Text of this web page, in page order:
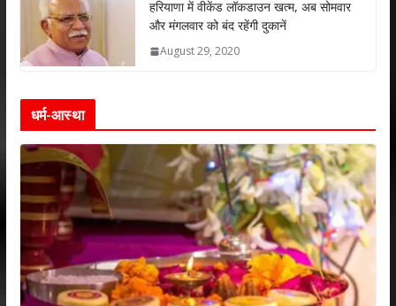
हरियाणा में वीकेंड लॉकडाउन खत्म, अब सोमवार
और मंगलवार को बंद रहेंगी दुकानें
August 29, 2020
धर्म-आस्था